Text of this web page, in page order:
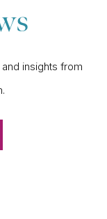
insights from